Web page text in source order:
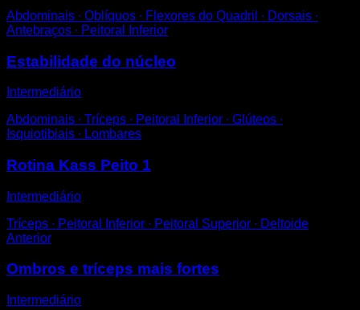
Abdominais ∙ Oblíquos ∙ Flexores do Quadril ∙ Dorsais ∙
Antebraços ∙ Peitoral Inferior
Estabilidade do núcleo
Intermediário
Abdominais ∙ Tríceps ∙ Peitoral Inferior ∙ Glúteos ∙
Isquiotibiais ∙ Lombares
Rotina Kass Peito 1
Intermediário
Tríceps ∙ Peitoral Inferior ∙ Peitoral Superior ∙ Deltoide
Anterior
Ombros e tríceps mais fortes
Intermediário